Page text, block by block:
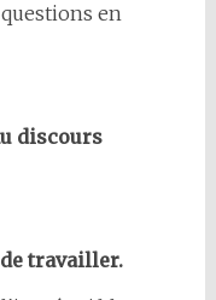
en
discours
de travailler.